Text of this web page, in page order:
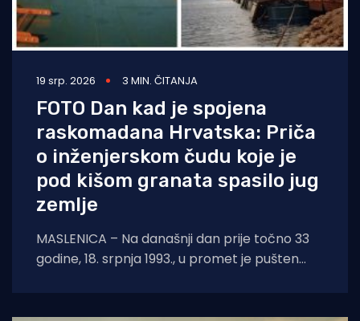
19 srp. 2026 3 MIN. ČITANJA
FOTO Dan kad je spojena
raskomadana Hrvatska: Priča
o inženjerskom čudu koje je
pod kišom granata spasilo jug
zemlje
MASLENICA – Na današnji dan prije točno 33
godine, 18. srpnja 1993., u promet je pušten